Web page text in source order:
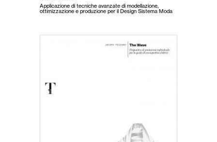
Applicazione di tecniche avanzate di modellazione,
ottimizzazione e produzione per il Design Sistema Moda